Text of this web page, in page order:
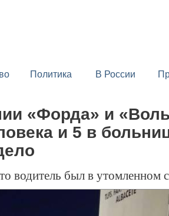
Политика В России
«Форда» и
и 5 в
водитель был в утомленном